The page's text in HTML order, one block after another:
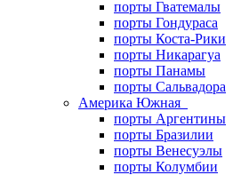
порты Гватемалы
порты Гондураса
порты Коста-Рики
порты Никарагуа
порты Панамы
порты Сальвадора
Америка Южная
порты Аргентины
порты Бразилии
порты Венесуэлы
порты Колумбии